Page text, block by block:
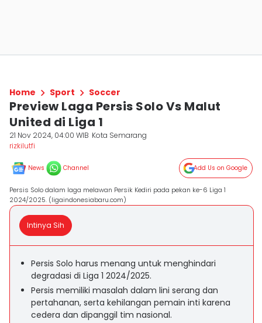
Home Sport Soccer
Preview Laga Persis Solo Vs Malut
United di Liga 1
21 Nov 2024, 04:00 WIB Kota Semarang
rizkilutfi
News Channel Add Us on Google
Persis Solo dalam laga melawan Persik Kediri pada pekan ke-6 Liga 1
2024/2025. (ligaindonesiabaru.com)
Intinya Sih
Persis Solo harus menang untuk menghindari
degradasi di Liga 1 2024/2025.
Persis memiliki masalah dalam lini serang dan
pertahanan, serta kehilangan pemain inti karena
cedera dan dipanggil tim nasional.